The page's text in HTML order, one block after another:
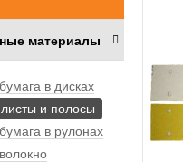
материалы
в дисках
и полосы
в рулонах